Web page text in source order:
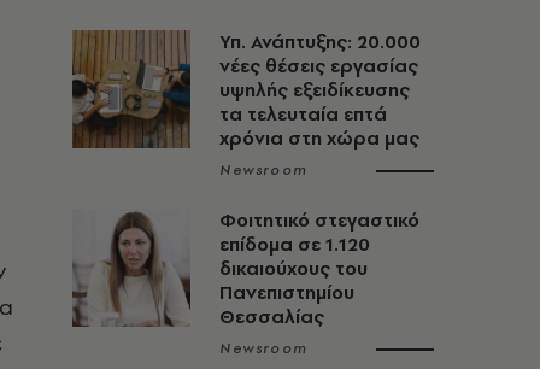
Υπ. Ανάπτυξης: 20.000
νέες θέσεις εργασίας
υψηλής εξειδίκευσης
τα τελευταία επτά
χρόνια στη χώρα μας
Newsroom
Φοιτητικό στεγαστικό
επίδομα σε 1.120
δικαιούχους του
Πανεπιστημίου
Θεσσαλίας
Newsroom